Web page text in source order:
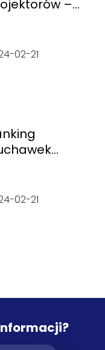
–
02-21
02-21